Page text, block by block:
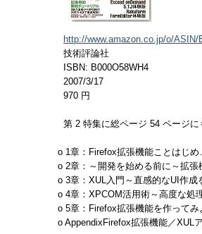
http://www.amazon.co.jp/o/
技術評論社
ISBN: B000O58WH4
2007/3/17
970 円
第 2 特集に総ページ 54 ページ
o 1章：Firefox拡張機能ことはじ
o 2章：～開発を始める前に～拡
o 3章：XUL入門～直感的なUI作
o 4章：XPCOM活用術～高度な
o 5章：Firefox拡張機能を作って
o AppendixFirefox拡張機能／